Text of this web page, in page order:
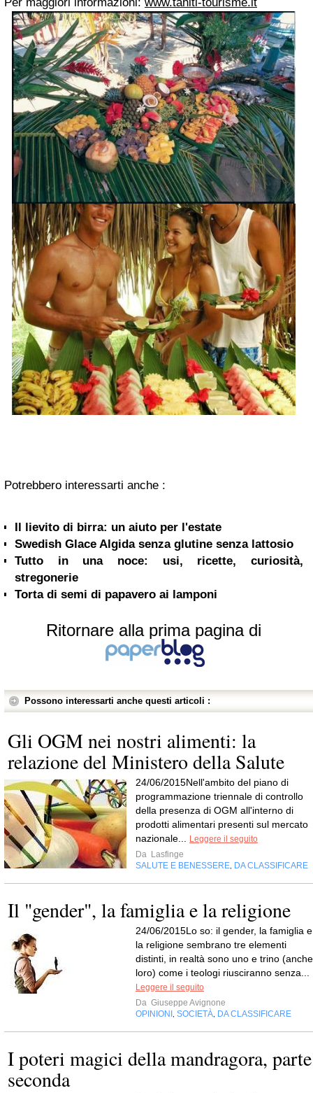
Potrebbero interessarti anche :
Il lievito di birra: un aiuto per l'estate
Swedish Glace Algida senza glutine senza lattosio
Tutto in una noce: usi, ricette, curiosità,
stregonerie
Torta di semi di papavero ai lamponi
Ritornare alla prima pagina di
Possono interessarti anche questi articoli :
Gli OGM nei nostri alimenti: la
relazione del Ministero della Salute
24/06/2015Nell'ambito del piano di
programmazione triennale di controllo
della presenza di OGM all'interno di
prodotti alimentari presenti sul mercato
nazionale...
Leggere il seguito
Da Lasfinge
SALUTE E BENESSERE DA CLASSIFICARE
Il "gender", la famiglia e la religione
24/06/2015Lo so: il gender, la famiglia e
la religione sembrano tre elementi
distinti, in realtà sono uno e trino (anche
loro) come i teologi riusciranno senza...
Leggere il seguito
Da Giuseppe Avignone
OPINIONI SOCIETÀ DA CLASSIFICARE
I poteri magici della mandragora, parte
seconda